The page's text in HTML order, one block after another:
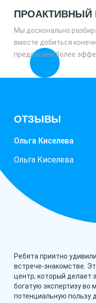
ПРОАКТИВНЫЙ
Мы досконально
вместе добиться
предлагаем более
Ребята приятно
встрече-знакомстве.
центр, который делает
богатую экспертизу во
потенциальную пользу
ОТЗЫВЫ
Ольга Киселева
Ольга Киселева